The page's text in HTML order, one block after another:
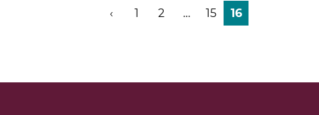
‹ 1 2 … 15 16